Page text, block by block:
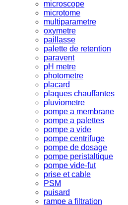
microscope
microtome
multiparametre
oxymetre
paillasse
palette de retention
paravent
pH metre
photometre
placard
plaques chauffantes
pluviometre
pompe a membrane
pompe a palettes
pompe a vide
pompe centrifuge
pompe de dosage
pompe peristaltique
pompe vide-fut
prise et cable
PSM
puisard
rampe a filtration